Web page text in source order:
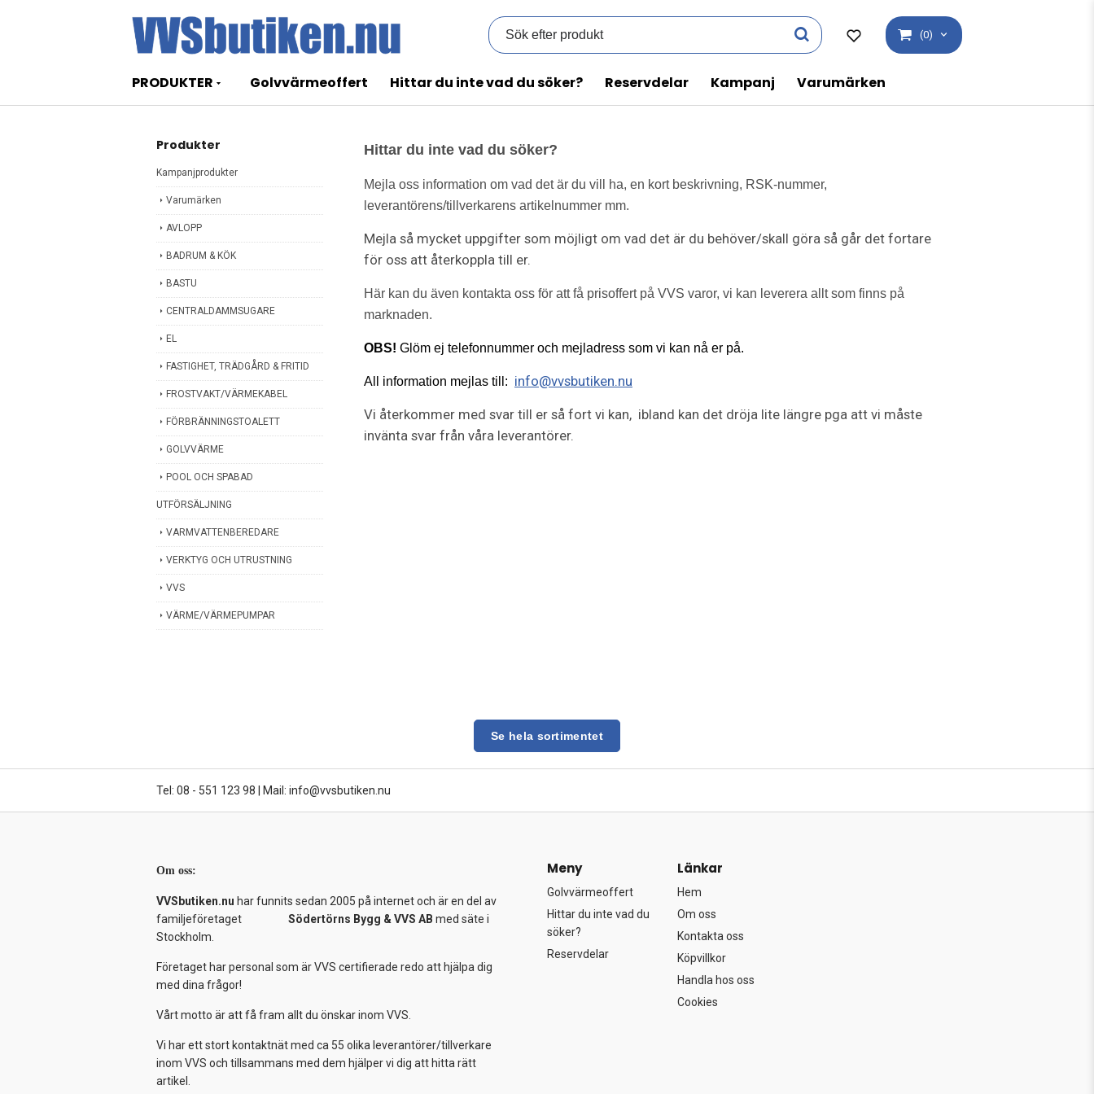
(0)
PRODUKTER Golvvärmeoffert Hittar du inte vad du söker? Reservdelar Kampanj Varumärken
Produkter
Kampanjprodukter
Varumärken
AVLOPP
BADRUM & KÖK
BASTU
CENTRALDAMMSUGARE
EL
FASTIGHET, TRÄDGÅRD & FRITID
FROSTVAKT/VÄRMEKABEL
FÖRBRÄNNINGSTOALETT
GOLVVÄRME
POOL OCH SPABAD
UTFÖRSÄLJNING
VARMVATTENBEREDARE
VERKTYG OCH UTRUSTNING
VVS
VÄRME/VÄRMEPUMPAR
Hittar du inte vad du söker?
Mejla oss information om vad det är du vill ha, en kort beskrivning, RSK-nummer,
leverantörens/tillverkarens artikelnummer mm.
Mejla så mycket uppgifter som möjligt om vad det är du behöver/skall göra så går det fortare
för oss att återkoppla till er.
Här kan du även kontakta oss för att få prisoffert på VVS varor, vi kan leverera allt som finns på
marknaden.
OBS! Glöm ej telefonnummer och mejladress som vi kan nå er på.
All information mejlas till: info@vvsbutiken.nu
Vi återkommer med svar till er så fort vi kan, ibland kan det dröja lite längre pga att vi måste
invänta svar från våra leverantörer.
Se hela sortimentet
Tel: 08 - 551 123 98 Mail: info@vvsbutiken.nu
Om oss:
VVSbutiken.nu har funnits sedan 2005 på internet och är en del av
familjeföretaget Södertörns Bygg & VVS AB med säte i
Stockholm.
Företaget har personal som är VVS certifierade redo att hjälpa dig
med dina frågor!
Vårt motto är att få fram allt du önskar inom VVS.
Vi har ett stort kontaktnät med ca 55 olika leverantörer/tillverkare
inom VVS och tillsammans med dem hjälper vi dig att hitta rätt
artikel.
Meny
Golvvärmeoffert
Hittar du inte vad du
söker?
Reservdelar
Länkar
Hem
Om oss
Kontakta oss
Köpvillkor
Handla hos oss
Cookies